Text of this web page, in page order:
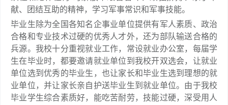
献、团结互助的精神，学习军事常识和军事技能。
毕业生除为全国各知名企事业单位提供有军人素质、政治
合格和专业技术过硬的优秀人才外，还为部队输送合格的
兵源。我校十分重视就业工作，常设就业办公室，每届学
生在毕业时，都要邀请就业单位到我校开双选会，让就业
单位选到优秀的毕业生，也让家长和毕业生选到理想的就
业单位，并让家长亲自护送毕业生到就业单位。由于我校
毕业学生综合素质好，能吃苦耐劳，技能过硬，深受用人